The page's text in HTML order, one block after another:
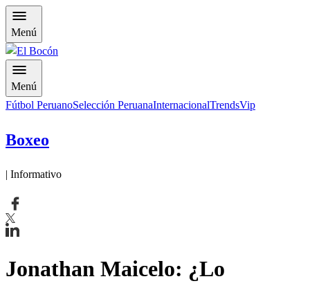
Menú
Menú
Fútbol PeruanoSelección PeruanaInternacionalTrendsVip
Boxeo
| Informativo
​Jonathan Maicelo: ¿Lo